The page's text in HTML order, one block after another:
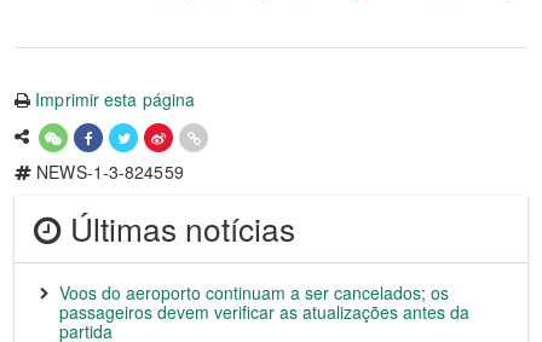
Imprimir esta página
NEWS-1-3-824559
Últimas notícias
Voos do aeroporto continuam a ser cancelados; os
passageiros devem verificar as atualizações antes da
partida